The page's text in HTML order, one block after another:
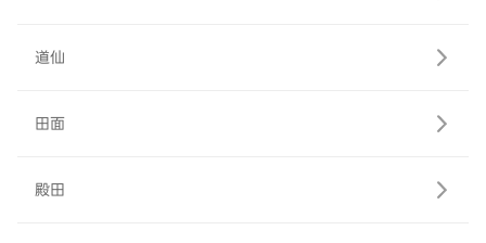
道仙
田面
殿田